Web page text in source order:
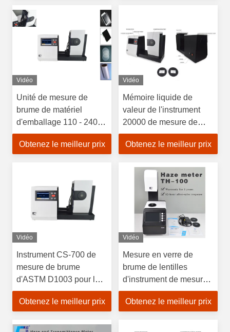
Vidéo
Unité de mesure de
brume de matériel
d'emballage 110 - 240V
intervalle de longueur
d'onde de la puissance
Obtenez le meilleur prix
Vidéo
Mémoire liquide de
valeur de l'instrument
20000 de mesure de
brume d'essai de
transmittance
Obtenez le meilleur prix
Vidéo
Instrument CS-700 de
mesure de brume
d'ASTM D1003 pour la
mesure de brume et de
transmittance avec le
Obtenez le meilleur prix
Vidéo
Mesure en verre de
brume de lentilles
d'instrument de mesure
de brume de mètre de
transmissivité spécifique
Obtenez le meilleur prix